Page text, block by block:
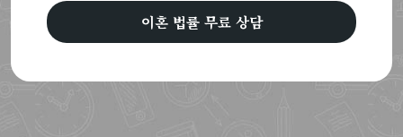
이혼 법률 무료 상담